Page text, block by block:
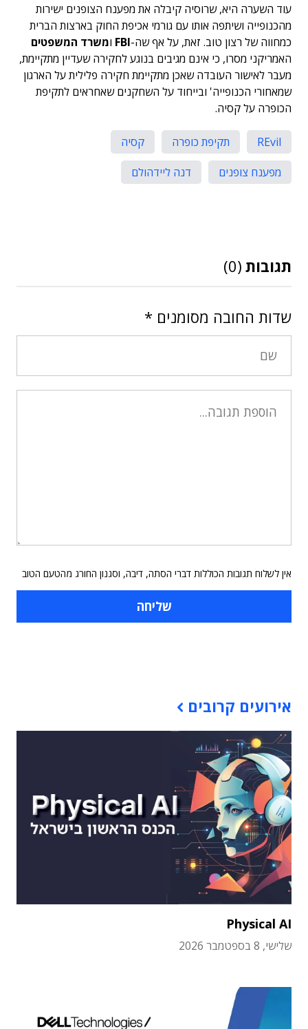
עוד השערה היא, שרוסיה קיבלה את מפענח הצופנים ישירות
מהכנופייה ושיתפה אותו עם גורמי אכיפת החוק בארצות הברית
כמחווה של רצון טוב. זאת, על אף שה-FBI ומשרד המשפטים
האמריקני מסרו, כי אינם מגיבים בנוגע לחקירה שעדיין מתקיימת,
מעבר לאישור העובדה שאכן מתקיימת חקירה פלילית על הארגון
שמאחורי הכנופייה' ובייחוד על השחקנים שאחראים לתקיפת
הכופרה על קסיה.
REvil תקיפת כופרה
קסיה
מפענח צופנים
דנה ליידהולם
תגובות (0)
שדות החובה מסומנים *
אין לשלוח תגובות הכוללות דברי הסתה, דיבה, וסגנון החורג מהטעם הטוב
אירועים קרובים
Physical AI
שלישי, 8 בספטמבר 2026